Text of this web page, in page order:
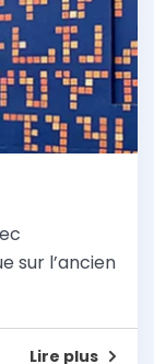
sur l’ancien
Lire plus